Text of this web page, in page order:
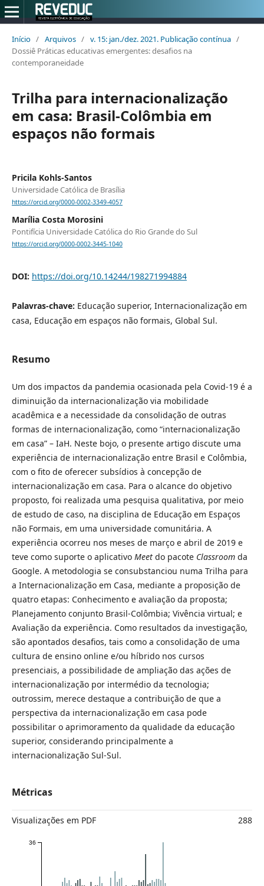
Início / Arquivos / v. 15: jan./dez. 2021. Publicação contínua /
Dossiê Práticas educativas emergentes: desafios na
contemporaneidade
Trilha para internacionalização
em casa: Brasil-Colômbia em
espaços não formais
Pricila Kohls-Santos
Universidade Católica de Brasília
https://orcid.org/0000-0002-3349-4057
Marília Costa Morosini
Pontifícia Universidade Católica do Rio Grande do Sul
https://orcid.org/0000-0002-3445-1040
DOI: https://doi.org/10.14244/198271994884
Palavras-chave: Educação superior, Internacionalização em
casa, Educação em espaços não formais, Global Sul.
Resumo
Um dos impactos da pandemia ocasionada pela Covid-19 é a
diminuição da internacionalização via mobilidade
acadêmica e a necessidade da consolidação de outras
formas de internacionalização, como “internacionalização
em casa” – IaH. Neste bojo, o presente artigo discute uma
experiência de internacionalização entre Brasil e Colômbia,
com o fito de oferecer subsídios à concepção de
internacionalização em casa. Para o alcance do objetivo
proposto, foi realizada uma pesquisa qualitativa, por meio
de estudo de caso, na disciplina de Educação em Espaços
não Formais, em uma universidade comunitária. A
experiência ocorreu nos meses de março e abril de 2019 e
teve como suporte o aplicativo Meetdo pacote Classroomda
Google. A metodologia se consubstanciou numa Trilha para
a Internacionalização em Casa, mediante a proposição de
quatro etapas: Conhecimento e avaliação da proposta;
Planejamento conjunto Brasil-Colômbia; Vivência virtual; e
Avaliação da experiência. Como resultados da investigação,
são apontados desafios, tais como a consolidação de uma
cultura de ensino online e/ou híbrido nos cursos
presenciais, a possibilidade de ampliação das ações de
internacionalização por intermédio da tecnologia;
outrossim, merece destaque a contribuição de que a
perspectiva da internacionalização em casa pode
possibilitar o aprimoramento da qualidade da educação
superior, considerando principalmente a
internacionalização Sul-Sul.
Métricas
Visualizações em PDF 288
36